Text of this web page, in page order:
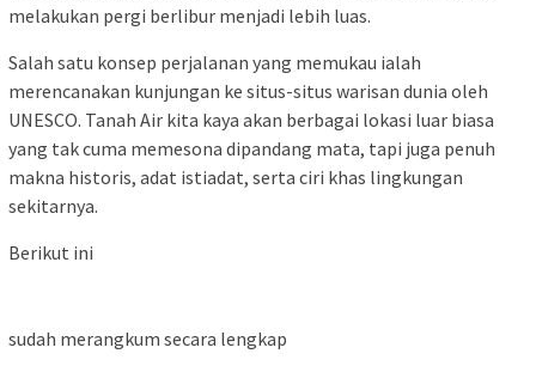
melakukan pergi berlibur menjadi lebih luas.
Salah satu konsep perjalanan yang memukau ialah
merencanakan kunjungan ke situs-situs warisan dunia oleh
UNESCO. Tanah Air kita kaya akan berbagai lokasi luar biasa
yang tak cuma memesona dipandang mata, tapi juga penuh
makna historis, adat istiadat, serta ciri khas lingkungan
sekitarnya.
Berikut ini
sudah merangkum secara lengkap